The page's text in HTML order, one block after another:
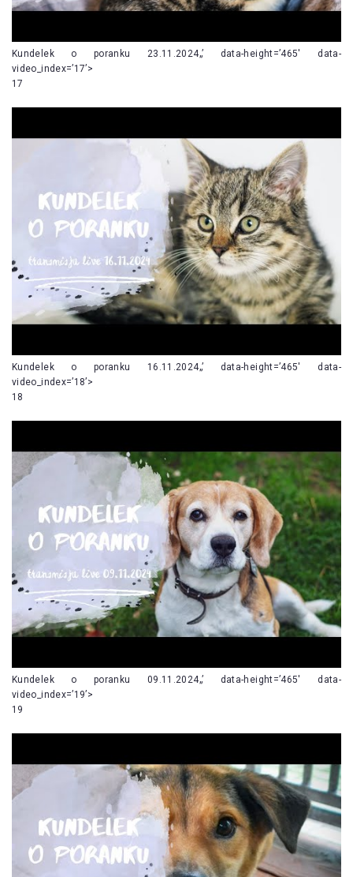
Kundelek o poranku 23.11.2024„’ data-height=’465′ data-
video_index=’17’>
17
Kundelek o poranku 16.11.2024„’ data-height=’465′ data-
video_index=’18’>
18
Kundelek o poranku 09.11.2024„’ data-height=’465′ data-
video_index=’19’>
19